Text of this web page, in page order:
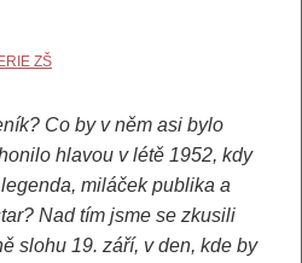
ZŠ
Co by v něm asi bylo
hlavou v létě 1952, kdy
miláček publika a
Nad tím jsme se zkusili
slohu 19. září, v den, kde by